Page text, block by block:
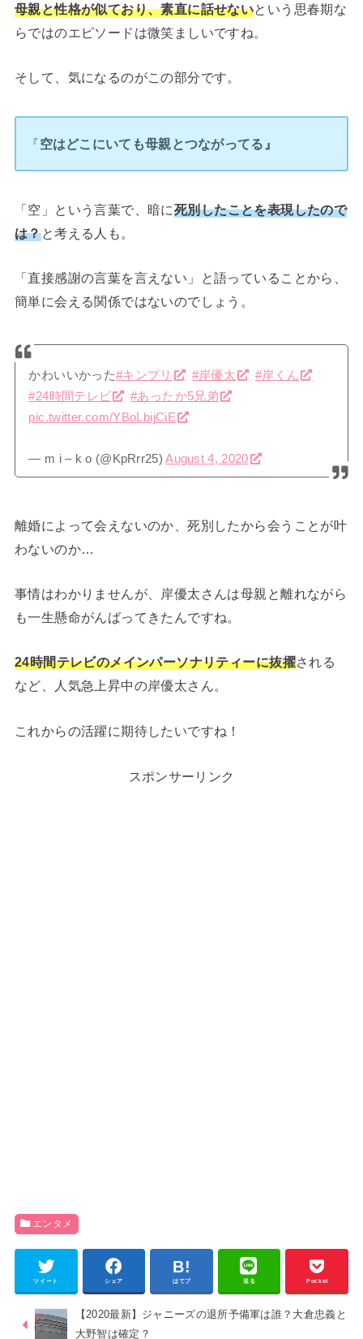
母親と性格が似ており、素直に話せないという思春期な
らではのエピソードは微笑ましいですね。
そして、気になるのがこの部分です。
『空はどこにいても母親とつながってる』
「空」という言葉で、暗に死別したことを表現したので
は？と考える人も。
「直接感謝の言葉を言えない」と語っていることから、
簡単に会える関係ではないのでしょう。
かわいいかった#キンプリ #岸優太
#岸くん
#24時間テレビ
#あったか5兄弟
pic.twitter.com/YBoLbijCiE
— m i – k o (@KpRrr25)August 4, 2020
離婚によって会えないのか、死別したから会うことが叶
わないのか…
事情はわかりませんが、岸優太さんは母親と離れながら
も一生懸命がんばってきたんですね。
24時間テレビのメインパーソナリティーに抜擢される
など、人気急上昇中の岸優太さん。
これからの活躍に期待したいですね！
スポンサーリンク
エンタメ
ツイート シェア はてブ 送る Pocket
【2020最新】ジャニーズの退所予備軍は誰？大倉忠義と
大野智は確定？